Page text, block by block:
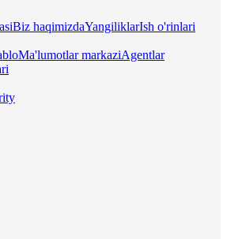
Biz haqimizdaYangiliklarIsh o'rinlari
Ma'lumotlar markaziAgentlar